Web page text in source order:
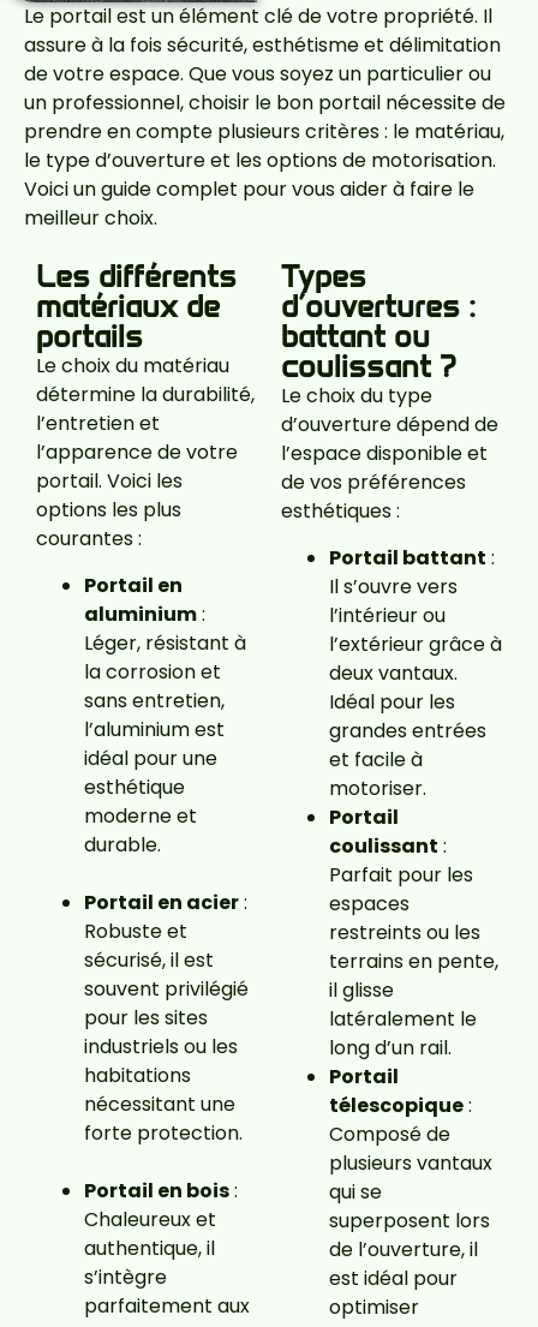
Le portail est un élément clé de votre propriété. Il
assure à la fois sécurité, esthétisme et délimitation
de votre espace. Que vous soyez un particulier ou
un professionnel, choisir le bon portail nécessite de
prendre en compte plusieurs critères : le matériau,
le type d’ouverture et les options de motorisation.
Voici un guide complet pour vous aider à faire le
meilleur choix.
Les différents
matériaux de
portails
Le choix du matériau
détermine la durabilité,
l’entretien et
l’apparence de votre
portail. Voici les
options les plus
courantes :
Portail en
aluminium:
Léger, résistant à
la corrosion et
sans entretien,
l’aluminium est
idéal pour une
esthétique
moderne et
durable.
Portail en acier:
Robuste et
sécurisé, il est
souvent privilégié
pour les sites
industriels ou les
habitations
nécessitant une
forte protection.
Portail en bois:
Chaleureux et
authentique, il
s’intègre
parfaitement aux
Types
d’ouvertures :
battant ou
coulissant ?
Le choix du type
d’ouverture dépend de
l’espace disponible et
de vos préférences
esthétiques :
Portail battant :
Il s’ouvre vers
l’intérieur ou
l’extérieur grâce à
deux vantaux.
Idéal pour les
grandes entrées
et facile à
motoriser.
Portail
coulissant :
Parfait pour les
espaces
restreints ou les
terrains en pente,
il glisse
latéralement le
long d’un rail.
Portail
télescopique:
Composé de
plusieurs vantaux
qui se
superposent lors
de l’ouverture, il
est idéal pour
optimiser